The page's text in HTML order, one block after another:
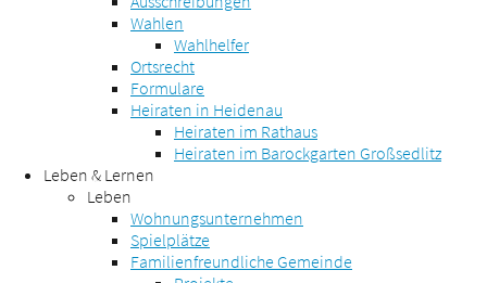
Wahlen
Wahlhelfer
Ortsrecht
Formulare
Heiraten in Heidenau
Heiraten im Rathaus
Heiraten im Barockgarten Großsedlitz
Leben & Lernen
Leben
Wohnungsunternehmen
Spielplätze
Familienfreundliche Gemeinde